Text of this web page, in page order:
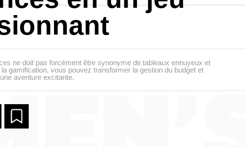
ne doit pas forcément être synonyme de tableaux ennuyeux et
gamification, vous pouvez transformer la gestion du budget et
aventure excitante.